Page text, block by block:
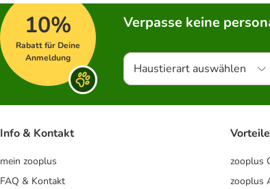
10%
Rabatt für Deine
Anmeldung
Verpasse keine
Haustierart auswählen
Info & Kontakt
mein zooplus
FAQ & Kontakt
Vorteile
zooplus
zooplus